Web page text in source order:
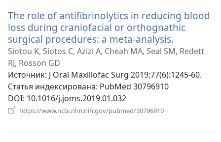
окне)
The role of antifibrinolytics in reducing blood
loss during craniofacial or orthognathic
surgical procedures: a meta-analysis.
в
окне)
Siotou K, Siotos C, Azizi A, Cheah MA, Seal SM, Redett
RJ, Rosson GD
Источник‎: J Oral Maxillofac Surg 2019;77(6):1245-60.
Статья индексирована‎: PubMed 30796910
DOI‎: 10.1016/j.joms.2019.01.032
https://www.ncbi.nlm.nih.gov/pubmed/30796910